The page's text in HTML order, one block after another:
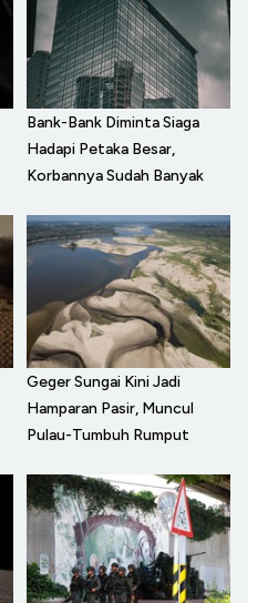
Bank-Bank Diminta Siaga
Hadapi Petaka Besar,
Korbannya Sudah Banyak
Geger Sungai Kini Jadi
Hamparan Pasir, Muncul
Pulau-Tumbuh Rumput